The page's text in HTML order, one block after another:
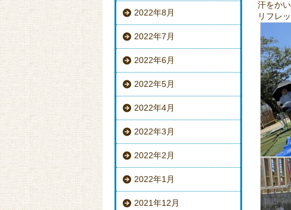
2022年8月
2022年7月
2022年6月
2022年5月
2022年4月
2022年3月
2022年2月
2022年1月
2021年12月
汗をか
リフレ